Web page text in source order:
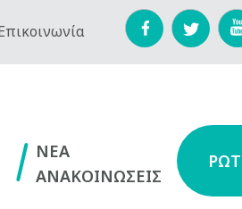
NEA
ΑΝΑΚΟΙΝΩΣΕΙΣ